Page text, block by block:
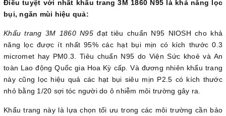
Điều tuyệt vời nhất khẩu trang 3M 1860 N95 là khả năng lọc
bụi, ngăn mùi hiệu quả:
Khẩu trang 3M 1860 N95đạt tiêu chuẩn N95 NIOSH cho khả
năng lọc được ít nhất 95% các hạt bụi mịn có kích thước 0.3
micromet hay PM0.3. Tiêu chuẩn N95 do Viện Sức khoẻ và An
toàn Lao động Quốc gia Hoa Kỳ cấp. Và đương nhiên khẩu trang
này cũng lọc hiệu quả các hạt bụi siêu mịn P2.5 có kích thước
nhỏ bằng 1/20 sợi tóc người do ô nhiễm môi trường gây ra.
Khẩu trang này là lựa chọn tối ưu trong các môi trường cần bảo